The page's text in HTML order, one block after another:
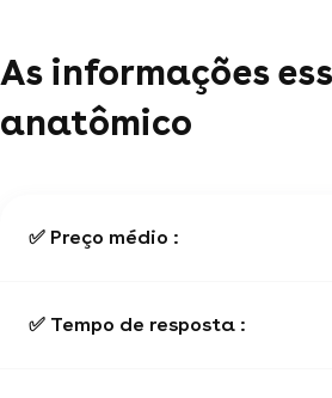
As informações
anatômico
✅ Preço médio :
✅ Tempo de resposta :